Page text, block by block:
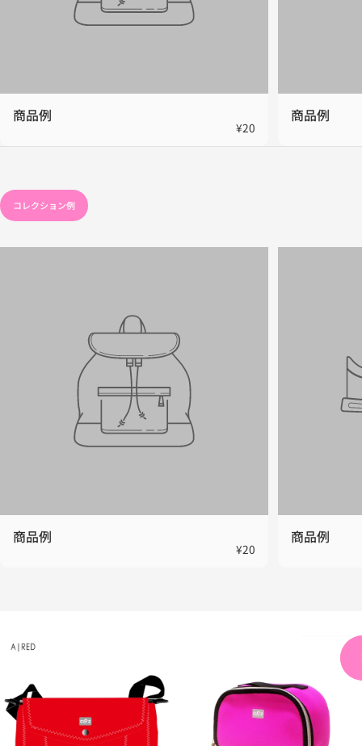
商品例
¥20
商品例
コレクション例
商品例
¥20
商品例